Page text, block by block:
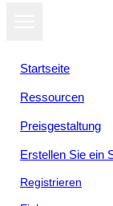
Startseite
Ressourcen
Preisgestaltung
Erstellen Sie ein
Registrieren